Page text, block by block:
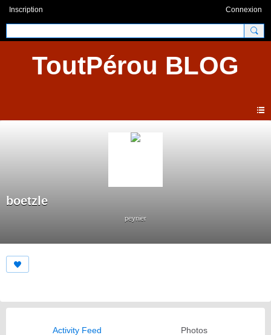
Inscription Connexion
ToutPérou BLOG
boetzle
peynier
Activity Feed Photos